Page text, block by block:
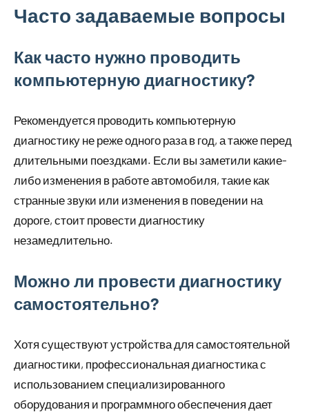
Часто задаваемые вопросы
Как часто нужно проводить
компьютерную диагностику?
Рекомендуется проводить компьютерную
диагностику не реже одного раза в год, а также перед
длительными поездками. Если вы заметили какие-
либо изменения в работе автомобиля, такие как
странные звуки или изменения в поведении на
дороге, стоит провести диагностику
незамедлительно.
Можно ли провести диагностику
самостоятельно?
Хотя существуют устройства для самостоятельной
диагностики, профессиональная диагностика с
использованием специализированного
оборудования и программного обеспечения дает